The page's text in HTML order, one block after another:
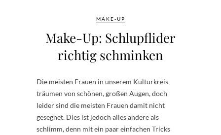
MAKE-UP
Make-Up: Schlupflider
richtig schminken
Die meisten Frauen in unserem Kulturkreis
träumen von schönen, großen Augen, doch
leider sind die meisten Frauen damit nicht
gesegnet. Dies ist jedoch alles andere als
schlimm, denn mit ein paar einfachen Tricks